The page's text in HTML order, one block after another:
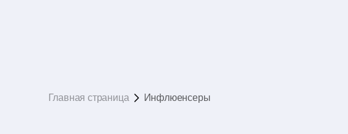
Главная страница Инфлюенсеры